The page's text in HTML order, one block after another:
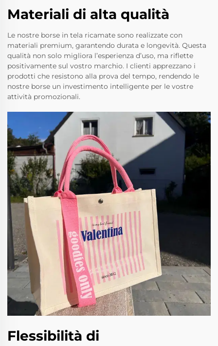
Materiali di alta qualità
Le nostre borse in tela ricamate sono realizzate con
materiali premium, garantendo durata e longevità. Questa
qualità non solo migliora l’esperienza d’uso, ma riflette
positivamente sul vostro marchio. I clienti apprezzano i
prodotti che resistono alla prova del tempo, rendendo le
nostre borse un investimento intelligente per le vostre
attività promozionali.
Flessibilità di